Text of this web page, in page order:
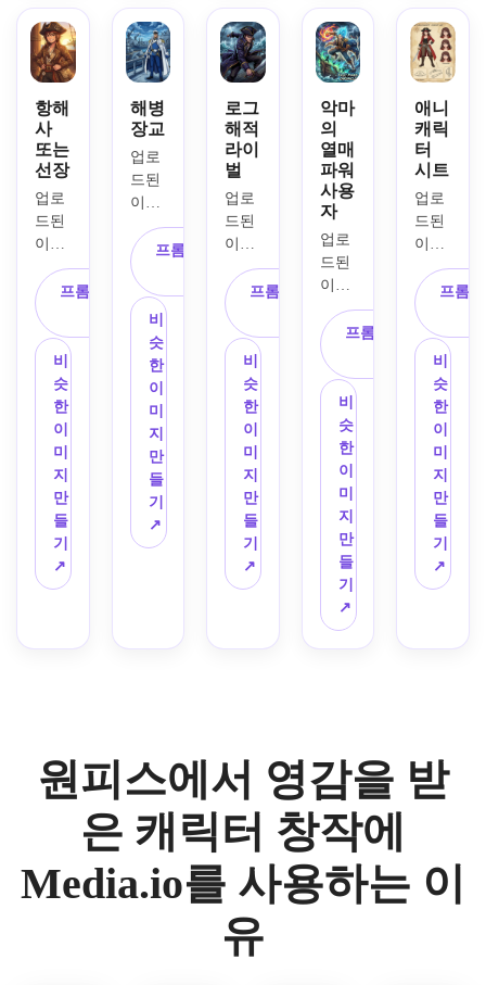
날리
는 머
리,
영웅
적인
미소,
빨간
색과
금색
의상
악센
역동
적인
미드
액션
포즈,
햇살
가득
한 바
다 배
경,
생생
한 색
깔끔
크,
무드
로 원
을 받
은 애
틱 코
트,
당당
한 스
탠스,
대담
한 셀
셰이
딩,
보물
섬 조
명,
펄럭
이는
패브
디테
일한
액세
서리,
영화
같은
하늘,
채화
션 무
드.
화로
변환
합니
다.
세피
아 양
피지
질감,
대담
한 만
화 라
인 워
크,
극적
인 표
현,
디테
일한
해적
의상,
오래
된 종
이 가
장자
높은
구성,
프레
젠테
이션
이 있
습니
다.
착용
스타
일,
대담
한 포
스터
프레
임,
영화
같은
그림
자,
풍부
한 갈
색과
금색
전설
적인
무법
자 분
위기
가 있
는 극
적인
고현
상금
요.
인 의
상 조
각,
한 셀
음영,
날카
로운
시선,
선박
갑판
또는
항구
배경,
극적
인 관
점,
선명
한 만
화 윤
곽선,
시원
한 파
란색
과 강
철
항해
사
또는
선장
업로
드된
이미
지를
주인
공으
로 삼
아 해
적 애
니메
이션
항해
사 또
는 선
장으
로 변
신해
지도
따뜻
한 골
밝은
프롬프트 복
비
슷
한
이
미
지
만
들
기
↗
해병
장교
업로
드된
이미
지를
주제
로 사
용하
여 선
명한
유니
폼 디
테일,
저스
티스
스타
일 코
깔끔
한 만
화 라
인워
크,
멋진
흰색
프롬프트 복
비
슷
한
이
미
지
만
들
기
↗
로그
해적
라이
벌
업로
드된
이미
지를
캐릭
터 베
이스
로 사
용하
여 어
두운
긴 코
트,
강렬
한 시
선,
폭풍
우가
강력
한 그
림자
대비,
인 포
질감
프롬프트 복
비
슷
한
이
미
지
만
들
기
↗
악마
의
열매
파워
사용
자
업로
드된
이미
지를
주제
로 활
용하
여 독
특한
과일
에서
영감
을 받
은 파
워를
가진
애니
메이
션 해
나는
아우
원소
지 효
과,
프롬프트 복
비
슷
한
이
미
지
만
들
기
↗
애니
캐릭
터
시트
업로
드된
이미
지를
기초
로 사
용하
여 전
신 디
자인,
정면
을 향
한 포
즈,
대체
표정,
액세
서리
한 셀
음영,
아웃,
프롬
비
슷
한
이
미
지
만
들
기
↗
원피스에서 영감을 받
은 캐릭터 창작에
Media.io를 사용하는 이
유